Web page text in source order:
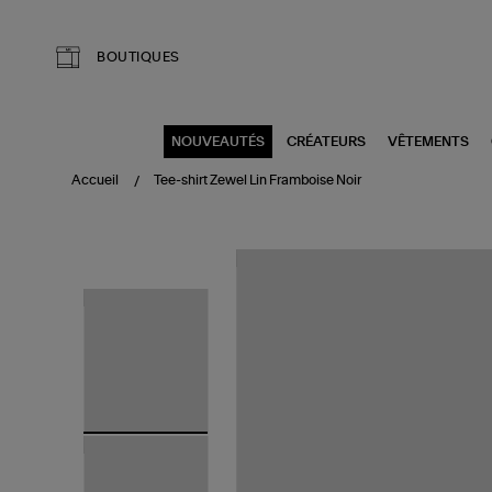
BOUTIQUES
NOUVEAUTÉS CRÉATEURS VÊTEMENTS
Accueil Tee-shirt Zewel Lin Framboise Noir